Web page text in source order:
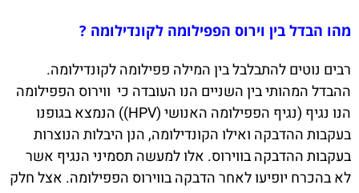
מהו הבדל בין וירוס הפפילומה לקונדילומה ?
רבים נוטים להתבלבל בין המילה פפילומה לקונדילומה.
ההבדל המהותי בין השניים הנו העובדה כי ווירוס הפפילומה
הנו נגיף (נגיף הפפילומה האנושי (HPV)) הנמצא בגופנו
בעקבות ההדבקה ואילו הקונדילומה, הנן היבלות הנוצרות
בעקבות ההדבקה בווירוס. אלו למעשה תסמיני הנגיף אשר
לא בהכרח יופיעו לאחר הדבקה בווירוס הפפילומה. אצל חלק